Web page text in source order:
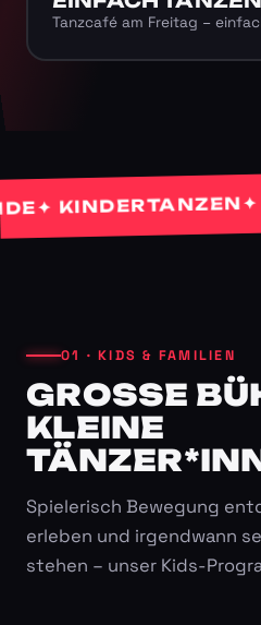
Tanzcafé am Freitag –
KINDERTANZEN✦ HIP
01 · KIDS & FAMILIEN
GROSSE
LEINE T
Spielerisch Bewegung
erleben und irgendwann
stehen – unser Kids-